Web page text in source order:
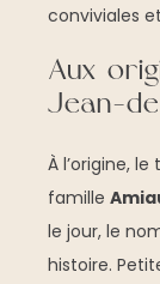
conviviales
Aux
Jean-
À l’origine,
famille
le jour, le
histoire.